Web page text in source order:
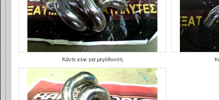
Κάντε κλικ για μεγέθυνση